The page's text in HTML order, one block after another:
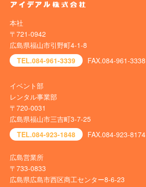
本社
〒721-0942
広島県福山市引野町4-1-8
TEL.084-961-3339
FAX.084-961-3338
イベント部
レンタル事業部
〒720-0031
広島県福山市三吉町3-7-25
TEL.084-923-1848
FAX.084-923-8174
広島営業所
〒733-0833
広島県広島市西区商工センター8-6-23